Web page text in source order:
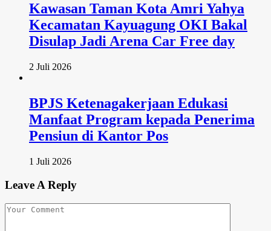
Kawasan Taman Kota Amri Yahya
Kecamatan Kayuagung OKI Bakal
Disulap Jadi Arena Car Free day
2 Juli 2026
BPJS Ketenagakerjaan Edukasi
Manfaat Program kepada Penerima
Pensiun di Kantor Pos
1 Juli 2026
Leave A Reply